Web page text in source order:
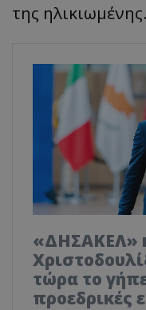
της ηλικιωμένης.
«ΔΗΣΑΚΕΛ»
τώρα το
προεδρικές